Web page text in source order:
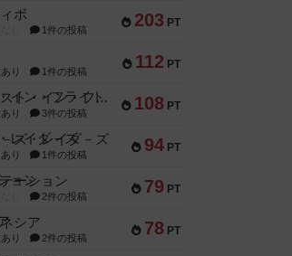
203 PT
ボ
1件の投稿
112 PT
り 1件の投稿
108 PT
ファースト・イン・フライト
り 3件の投稿
94 PT
ズ・レイダ－ズ
り 1件の投稿
79 PT
ーション
2件の投稿
78 PT
シア
り 2件の投稿